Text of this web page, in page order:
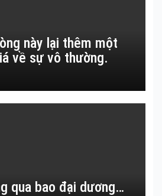
này lại thêm một
về sự vô thường.
qua bao đại dương…